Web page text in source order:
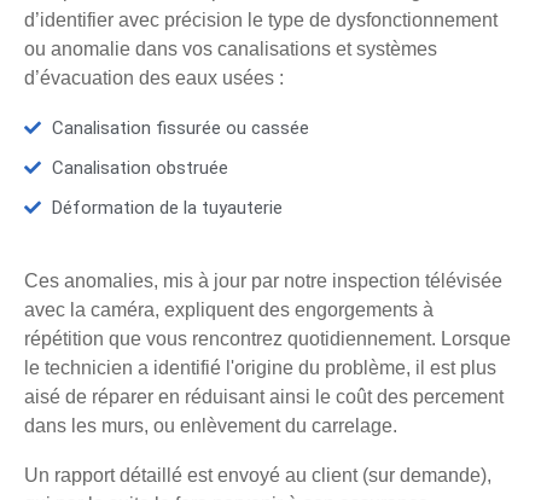
d’identifier avec précision le type de dysfonctionnement
ou anomalie dans vos canalisations et systèmes
d’évacuation des eaux usées :
Canalisation fissurée ou cassée
Canalisation obstruée
Déformation de la tuyauterie
Ces anomalies, mis à jour par notre inspection télévisée
avec la caméra, expliquent des engorgements à
répétition que vous rencontrez quotidiennement. Lorsque
le technicien a identifié l'origine du problème, il est plus
aisé de réparer en réduisant ainsi le coût des percement
dans les murs, ou enlèvement du carrelage.
Un rapport détaillé est envoyé au client (sur demande),